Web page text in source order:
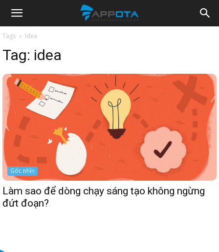
Appota
News
Tags Idea
Tag: idea
Góc nhìn
Làm sao để dòng chạy sáng tạo không ngừng
đứt đoạn?